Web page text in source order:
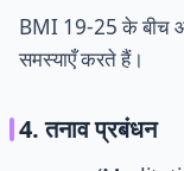
BMI 19-25 के बीच
समस्याएँ करते हैं।
4. तनाव प्रबंधन